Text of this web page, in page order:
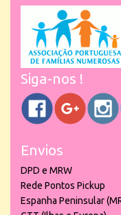
Siga-nos !
Envios
DPD e MRW
Rede Pontos Pickup
Espanha Peninsular